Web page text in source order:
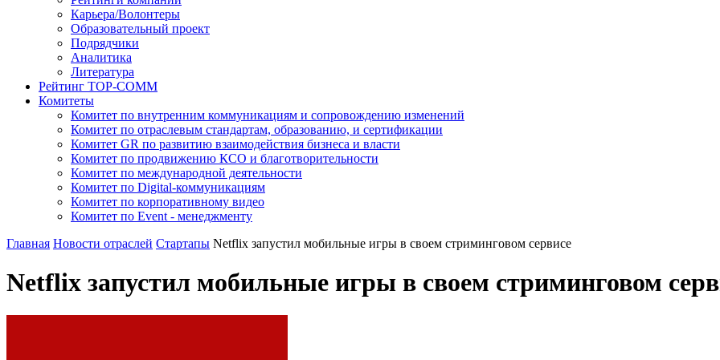
Карьера/Волонтеры
Образовательный проект
Подрядчики
Аналитика
Литература
Рейтинг TOP-COMM
Комитеты
Комитет по внутренним коммуникациям и сопровождению изменений
Комитет по отраслевым стандартам, образованию, и сертификации
Комитет GR по развитию взаимодействия бизнеса и власти
Комитет по продвижению КСО и благотворительности
Комитет по международной деятельности
Комитет по Digital-коммуникациям
Комитет по корпоративному видео
Комитет по Event - менеджменту
Главная Новости отраслей Стартапы Netflix запустил мобильные игры в своем стриминговом сервисе
Netflix запустил мобильные игры в своем стриминговом